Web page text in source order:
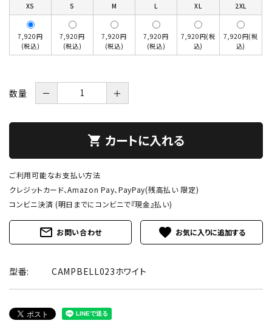
XS S M L XL 2XL
7,920円
(税込)
7,920円
(税込)
7,920円
(税込)
7,920円
(税込)
7,920円(税
込)
7,920円(税
込)
数量 － ＋
shopping_cart カートに入れる
ご利用可能なお支払い方法
クレジットカード、Amazon Pay、PayPay(残高払い 限定)
コンビニ決済 (明日までにコンビニで『現金』払い)
mail_outline お問い合わせ favorite
型番: CAMPBELL023ホワイト